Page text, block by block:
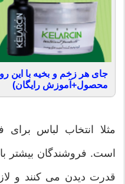
محصول+آموزش رایگان)
مثلا انتخاب لباس
است. فروشندگان بیشتر
قدرت دیدن می کنند و